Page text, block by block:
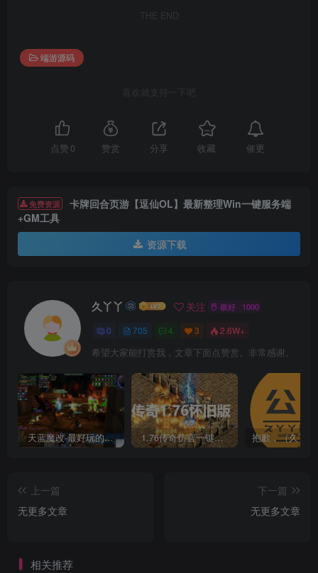
THE END
端游源码
喜欢就支持一下吧
点赞 0 赞赏 分享 收藏 催更
免费资源
卡牌回合页游【逗仙OL】最新整理Win一键服务端
+GM工具
资源下载
久丫丫 关注 极好 · 1000
0 705 4 3 2.6W+
希望大家能打赏我，文章下面点赞赏。非常感谢。
天蓝魔改-最好玩的魔兽世界巫妖王V335精品单机端【最智能的机器人】 1.76传奇仿官一键启动无后台和辅助究极肝传奇
上一篇
无更多文章
下一篇
无更多文章
相关推荐